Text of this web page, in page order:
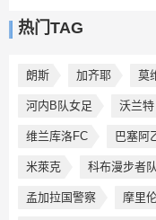
热门TAG
朗斯 加齐耶 莫
河内B队女足 沃兰特
维兰库洛FC 巴塞阿
米萊克 科布漫步者队
孟加拉国警察 摩里